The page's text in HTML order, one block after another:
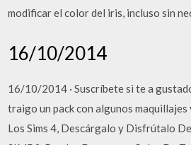
modificar el color del iris, incluso sin
16/10/2014
16/10/2014 · Suscríbete si te a
traigo un pack con algunos
Los Sims 4, Descárgalo y Disfrútalo